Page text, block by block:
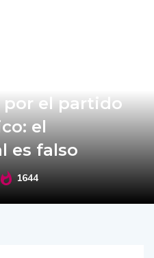
el partido
el
es falso
1644